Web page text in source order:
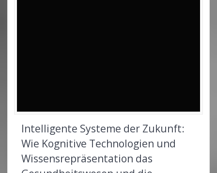
Intelligente Systeme der Zukunft:
Wie Kognitive Technologien und
Wissensrepräsentation das